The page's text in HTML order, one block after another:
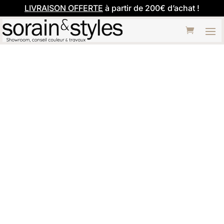
LIVRAISON OFFERTE à partir de 200€ d’achat !